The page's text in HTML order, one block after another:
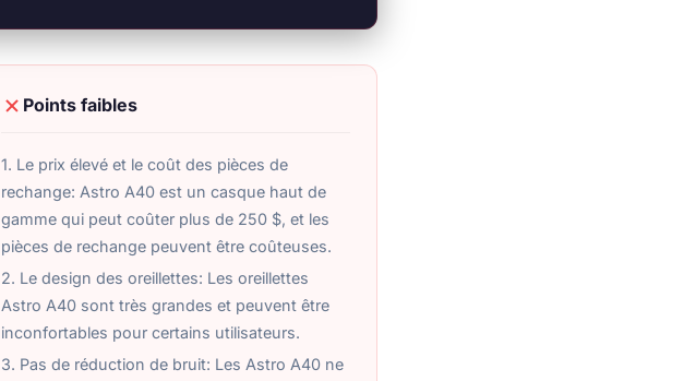
Points faibles
1. Le prix élevé et le coût des pièces de
rechange: Astro A40 est un casque haut de
gamme qui peut coûter plus de 250 $, et les
pièces de rechange peuvent être coûteuses.
2. Le design des oreillettes: Les oreillettes
Astro A40 sont très grandes et peuvent être
inconfortables pour certains utilisateurs.
3. Pas de réduction de bruit: Les Astro A40 ne